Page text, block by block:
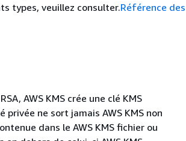
types, veuillez consulter.Référence des
AWS KMS crée une clé KMS
privée ne sort jamais AWS KMS non
dans le AWS KMS fichier ou